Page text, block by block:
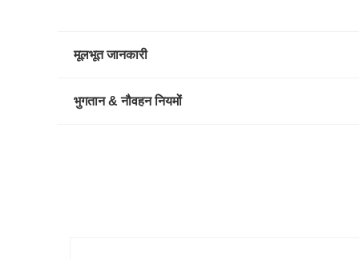
मूलभूत जानकारी
भुगतान & नौवहन नियमों